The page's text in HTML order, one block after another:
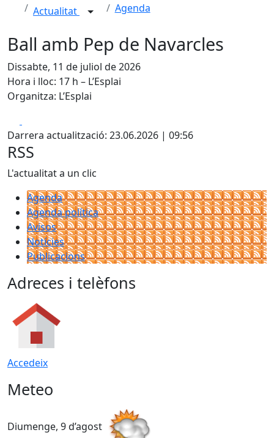
Actualitat Agenda
Ball amb Pep de Navarcles
Dissabte, 11 de juliol de 2026
Hora i lloc: 17 h – L’Esplai
Organitza: L’Esplai
Darrera actualització: 23.06.2026 | 09:56
RSS
L'actualitat a un clic
Agenda
Agenda política
Avisos
Notícies
Publicacions
Adreces i telèfons
Accedeix
Meteo
Diumenge, 9 d’agost